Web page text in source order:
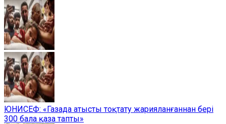
ЮНИСЕФ: «Газада атысты тоқтату жарияланғаннан бері
300 бала қаза тапты»